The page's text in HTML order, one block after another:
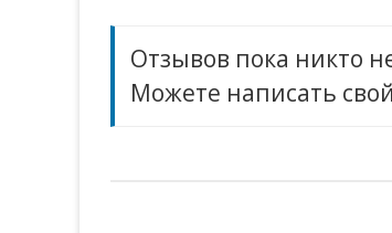
Отзывов пока никто
Можете написать